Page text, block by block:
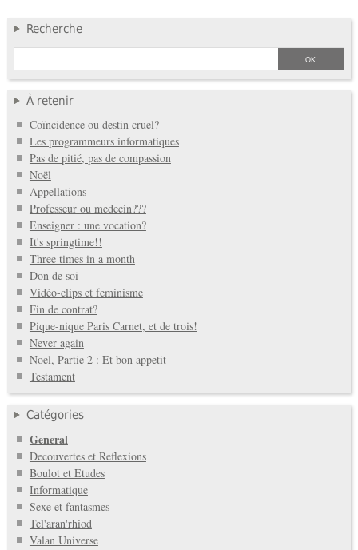
Recherche
À retenir
Coïncidence ou destin cruel?
Les programmeurs informatiques
Pas de pitié, pas de compassion
Noël
Appellations
Professeur ou medecin???
Enseigner : une vocation?
It's springtime!!
Three times in a month
Don de soi
Vidéo-clips et feminisme
Fin de contrat?
Pique-nique Paris Carnet, et de trois!
Never again
Noel, Partie 2 : Et bon appetit
Testament
Catégories
General
Decouvertes et Reflexions
Boulot et Etudes
Informatique
Sexe et fantasmes
Tel'aran'rhiod
Valan Universe